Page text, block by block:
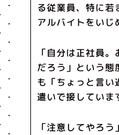
る従業員、特に若
アルバイトをいじ
「自分は正社員
だろう」という態
も「ちょっと言い
遣いで接していま
「注意してやろう